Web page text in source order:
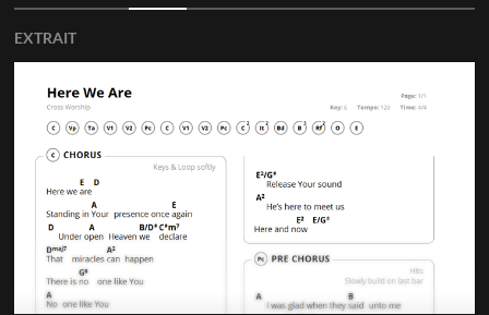
EXTRAIT